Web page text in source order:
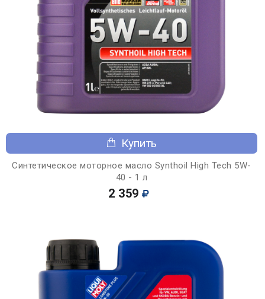
Купить
Синтетическое моторное масло Synthoil High Tech 5W-
40 - 1 л
2 359